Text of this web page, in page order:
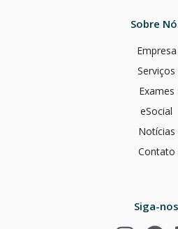
Sobre
Empresa
Serviços
Exames
eSocial
Notícias
Contato
Siga-nos